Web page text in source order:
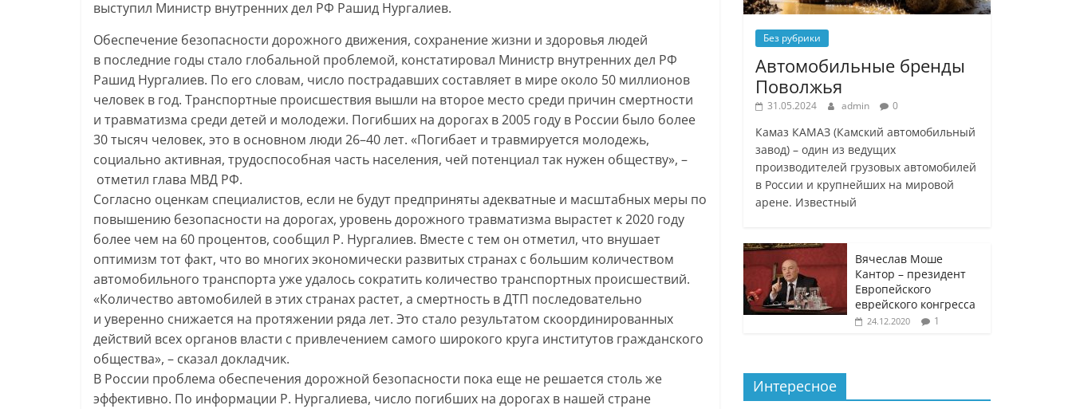
выступил Министр внутренних дел РФ Рашид Нургалиев.
Обеспечение безопасности дорожного движения, сохранение жизни и здоровья людей
в последние годы стало глобальной проблемой, констатировал Министр внутренних дел РФ
Рашид Нургалиев. По его словам, число пострадавших составляет в мире около 50 миллионов
человек в год. Транспортные происшествия вышли на второе место среди причин смертности
и травматизма среди детей и молодежи. Погибших на дорогах в 2005 году в России было более
30 тысяч человек, это в основном люди 26–40 лет. «Погибает и травмируется молодежь,
социально активная, трудоспособная часть населения, чей потенциал так нужен обществу», –
отметил глава МВД РФ.
Согласно оценкам специалистов, если не будут предприняты адекватные и масштабных меры по
повышению безопасности на дорогах, уровень дорожного травматизма вырастет к 2020 году
более чем на 60 процентов, сообщил Р. Нургалиев. Вместе с тем он отметил, что внушает
оптимизм тот факт, что во многих экономически развитых странах с большим количеством
автомобильного транспорта уже удалось сократить количество транспортных происшествий.
«Количество автомобилей в этих странах растет, а смертность в ДТП последовательно
и уверенно снижается на протяжении ряда лет. Это стало результатом скоординированных
действий всех органов власти с привлечением самого широкого круга институтов гражданского
общества», – сказал докладчик.
В России проблема обеспечения дорожной безопасности пока еще не решается столь же
эффективно. По информации Р. Нургалиева, число погибших на дорогах в нашей стране
Без рубрики
Автомобильные бренды
Поволжья
31.05.2024 admin 0
Камаз КАМАЗ (Камский автомобильный
завод) – один из ведущих
производителей грузовых автомобилей
в России и крупнейших на мировой
арене. Известный
Вячеслав Моше
Кантор – президент
Европейского
еврейского конгресса
24.12.2020 1
Интересное